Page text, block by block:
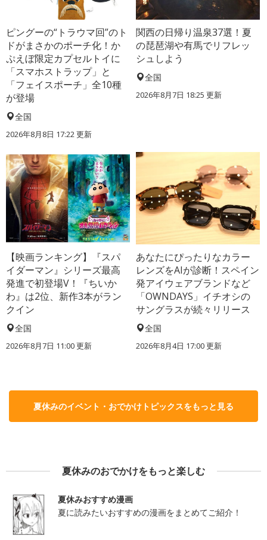
ピングーの“トラウマ回”のト
ドがまさかのポーチ化！か
ぷえぼ限定カプセルトイに
「スマホストラップ」と
「フェイスポーチ」全10種
が登場
全国
2026年8月8日 17:22更新
関西の日帰り温泉37選！夏
の琵琶湖や有馬でリフレッ
シュしよう
全国
2026年8月7日 18:25 更新
【映画ランキング】『スパ
イダーマン』シリーズ最高
発進で初登場V！『ちいか
わ』は2位、新作3本がラン
クイン
全国
2026年8月7日 11:00更新
あなたにぴったりなカラー
レンズをAIが診断！スペイン
発アイウェアブランドなど
「OWNDAYS」イチオシの
サングラスが続々リリース
全国
2026年8月4日 17:00更新
夏休みのイベント・おでかけトピックスをもっと見る
夏休みのおでかけをもっと楽しむ
夏休みおすすめ漫画
夏に読みたいおすすめの漫画をまとめてご紹介！